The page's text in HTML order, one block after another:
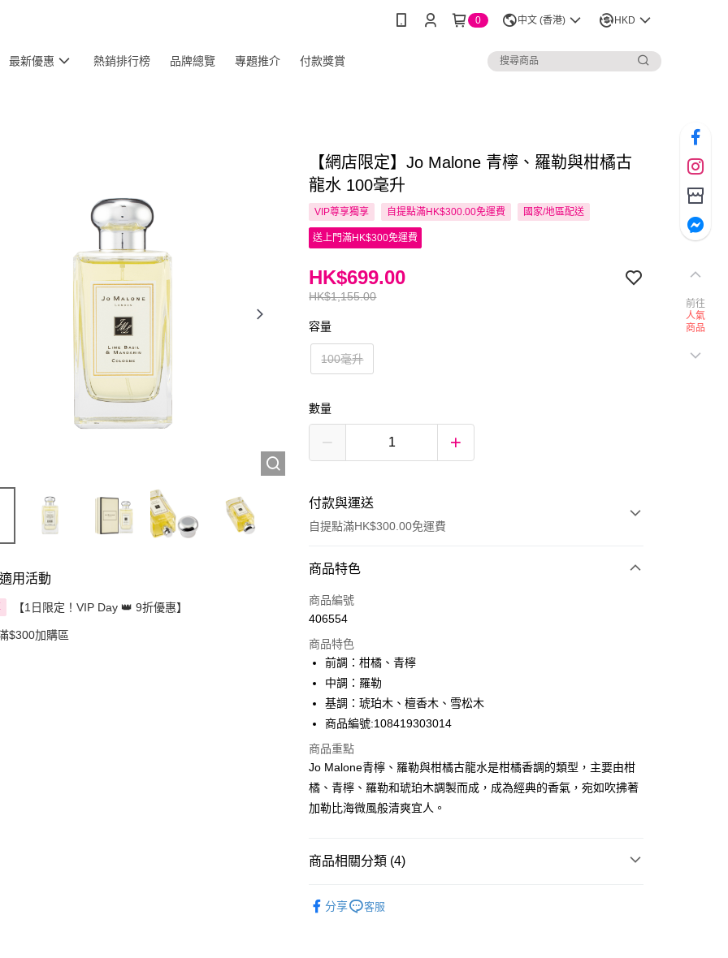
0 中文 (香港) HKD
最新優惠 熱銷排行榜 品牌總覽 專題推介 付款獎賞
用活動
【1日限定！VIP Day 👑 9折優惠】
$300加購區
【網店限定】Jo Malone 青檸、羅勒與柑橘古
龍水 100毫升
VIP尊享獨享 自提點滿HK$300.00免運費 國家/地區配送
送上門滿HK$300免運費
HK$1,155.00
HK$699.00
容量
100毫升
數量
付款與運送
自提點滿HK$300.00免運費
付款方式
信用卡
AlipayHK
PayMe
WeChat Pay
BoC Pay
送貨方式
每筆HK$65.00，滿HK$300.00或以上免運費
每筆HK$65.00，滿HK$300.00或以上免運費
商品特色
商品編號
406554
商品特色
前調：柑橘、青檸
中調：羅勒
基調：琥珀木、檀香木、雪松木
商品編號:108419303014
商品重點
Jo Malone青檸、羅勒與柑橘古龍水是柑橘香調的類型，主要由柑
橘、青檸、羅勒和琥珀木調製而成，成為經典的香氣，宛如吹拂著
加勒比海微風般清爽宜人。
商品相關分類 (4)
分享 客服
前往
人氣
商品